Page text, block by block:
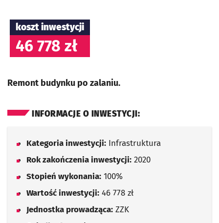
koszt inwestycji
46 778 zł
Remont budynku po zalaniu.
INFORMACJE O INWESTYCJI:
Kategoria inwestycji: Infrastruktura
Rok zakończenia inwestycji: 2020
Stopień wykonania: 100%
Wartość inwestycji: 46 778 zł
Jednostka prowadząca: ZZK